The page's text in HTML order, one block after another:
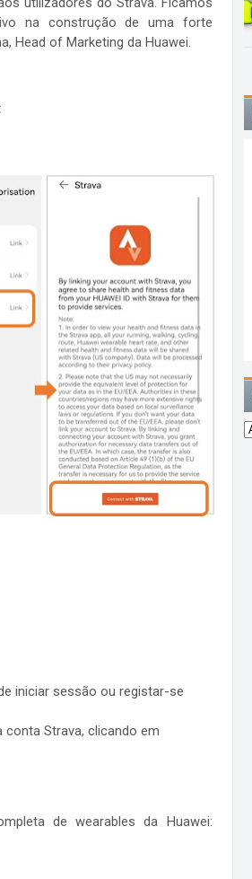
na construção de uma forte
Head of Marketing da Huawei.
iniciar sessão ou registar-se
conta Strava, clicando em
de wearables da Huawei: